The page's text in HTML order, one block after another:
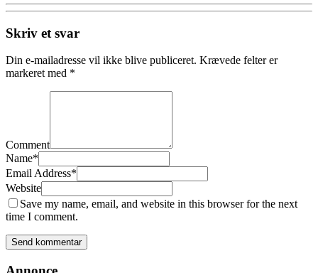
Skriv et svar
Din e-mailadresse vil ikke blive publiceret. Krævede felter er
markeret med *
Comment
Name*
Email Address*
Website
Save my name, email, and website in this browser for the next
time I comment.